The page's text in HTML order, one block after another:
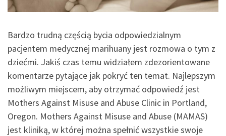
Bardzo trudną częścią bycia odpowiedzialnym
pacjentem medycznej marihuany jest rozmowa o tym z
dziećmi. Jakiś czas temu widziałem zdezorientowane
komentarze pytające jak pokryć ten temat. Najlepszym
możliwym miejscem, aby otrzymać odpowiedź jest
Mothers Against Misuse and Abuse Clinic in Portland,
Oregon. Mothers Against Misuse and Abuse (MAMAS)
jest kliniką, w której można spełnić wszystkie swoje